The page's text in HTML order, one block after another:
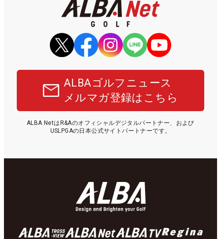
ALBAゴルフニュース
メルマガ登録はこちら
ALBA NetはR&Aのオフィシャルデジタルパートナー、および
USLPGAの日本公式サイトパートナーです。